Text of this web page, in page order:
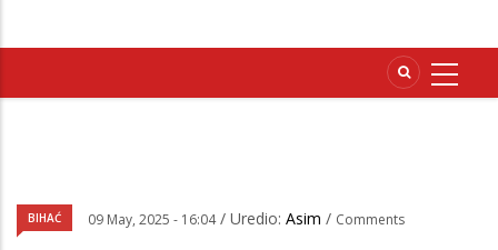
BIHAĆ 09 May, 2025 - 16:04 / Uredio: Asim / Comments